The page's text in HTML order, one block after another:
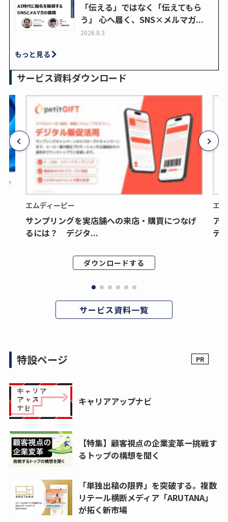
「伝える」ではなく「伝えてもら
う」 心へ届く、SNS×メルマガ...
2026.8.3
もっと見る
サービス資料ダウンロード
エムディーピー
サンプリングを実店舗への来店・購買につなげ
るには？ デジタ...
ダウンロードする
エ
ア
デ
サービス資料一覧
特設ページ
キャリアアップナビ
【特集】顧客視点の企業変革ー挑戦す
るトップの構想を聞く
「単独出稿の限界」を突破する。複数
リテール横断メディア「ARUTANA」
が拓く新市場